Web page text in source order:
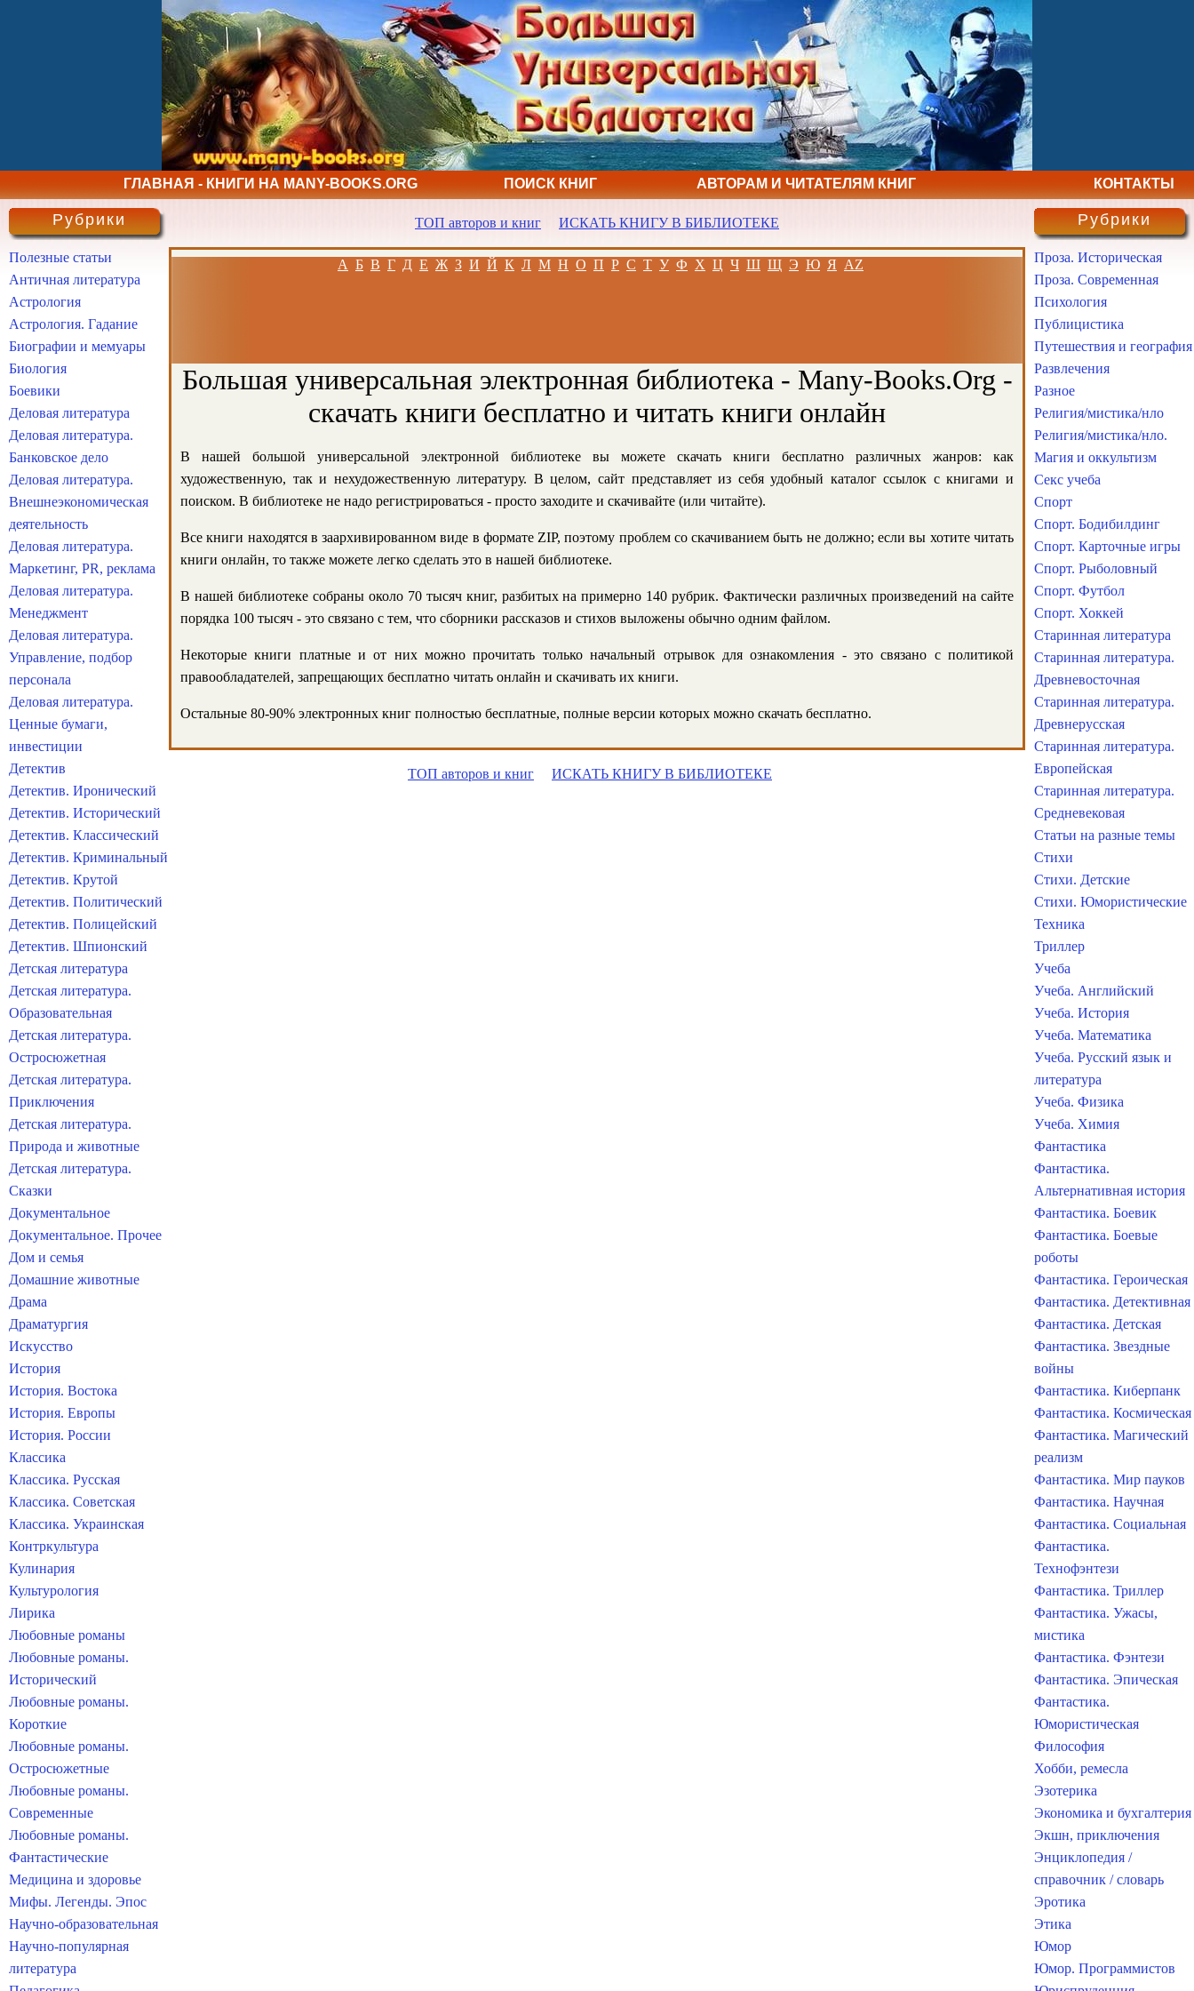
ГЛАВНАЯ - КНИГИ НА MANY-BOOKS.ORG ПОИСК КНИГ АВТОРАМ И ЧИТАТЕЛЯМ КНИГ КОНТАКТЫ
ТОП авторов и книг ИСКАТЬ КНИГУ В БИБЛИОТЕКЕ
А Б В Г Д Е Ж З И Й К Л М Н О П Р С Т У Ф Х Ц Ч Ш Щ Э Ю Я AZ
Большая универсальная электронная библиотека - Many-Books.Org -
скачать книги бесплатно и читать книги онлайн
В нашей большой универсальной электронной библиотеке вы можете скачать книги бесплатно различных жанров: как
художественную, так и нехудожественную литературу. В целом, сайт представляет из себя удобный каталог ссылок с книгами и
поиском. В библиотеке не надо регистрироваться - просто заходите и скачивайте (или читайте).
Все книги находятся в заархивированном виде в формате ZIP, поэтому проблем со скачиванием быть не должно; если вы хотите читать
книги онлайн, то также можете легко сделать это в нашей библиотеке.
В нашей библиотеке собраны около 70 тысяч книг, разбитых на примерно 140 рубрик. Фактически различных произведений на сайте
порядка 100 тысяч - это связано с тем, что сборники рассказов и стихов выложены обычно одним файлом.
Некоторые книги платные и от них можно прочитать только начальный отрывок для ознакомления - это связано с политикой
правообладателей, запрещающих бесплатно читать онлайн и скачивать их книги.
Остальные 80-90% электронных книг полностью бесплатные, полные версии которых можно скачать бесплатно.
ТОП авторов и книг ИСКАТЬ КНИГУ В БИБЛИОТЕКЕ
Рубрики
Полезные статьи
Античная литература
Астрология
Астрология. Гадание
Биографии и мемуары
Биология
Боевики
Деловая литература
Деловая литература.
Банковское дело
Деловая литература.
Внешнеэкономическая
деятельность
Деловая литература.
Маркетинг, PR, реклама
Деловая литература.
Менеджмент
Деловая литература.
Управление, подбор
персонала
Деловая литература.
Ценные бумаги,
инвестиции
Детектив
Детектив. Иронический
Детектив. Исторический
Детектив. Классический
Детектив. Криминальный
Детектив. Крутой
Детектив. Политический
Детектив. Полицейский
Детектив. Шпионский
Детская литература
Детская литература.
Образовательная
Детская литература.
Остросюжетная
Детская литература.
Приключения
Детская литература.
Природа и животные
Детская литература.
Сказки
Документальное
Документальное. Прочее
Дом и семья
Домашние животные
Драма
Драматургия
Искусство
История
История. Востока
История. Европы
История. России
Классика
Классика. Русская
Классика. Советская
Классика. Украинская
Контркультура
Кулинария
Культурология
Лирика
Любовные романы
Любовные романы.
Исторический
Любовные романы.
Короткие
Любовные романы.
Остросюжетные
Любовные романы.
Современные
Любовные романы.
Фантастические
Медицина и здоровье
Мифы. Легенды. Эпос
Научно-образовательная
Научно-популярная
литература
Рубрики
Проза. Историческая
Проза. Современная
Психология
Публицистика
Путешествия и география
Развлечения
Разное
Религия/мистика/нло
Религия/мистика/нло.
Магия и оккультизм
Секс учеба
Спорт
Спорт. Бодибилдинг
Спорт. Карточные игры
Спорт. Рыболовный
Спорт. Футбол
Спорт. Хоккей
Старинная литература
Старинная литература.
Древневосточная
Старинная литература.
Древнерусская
Старинная литература.
Европейская
Старинная литература.
Средневековая
Статьи на разные темы
Стихи
Стихи. Детские
Стихи. Юмористические
Техника
Триллер
Учеба
Учеба. Английский
Учеба. История
Учеба. Математика
Учеба. Русский язык и
литература
Учеба. Физика
Учеба. Химия
Фантастика
Фантастика.
Альтернативная история
Фантастика. Боевик
Фантастика. Боевые
роботы
Фантастика. Героическая
Фантастика. Детективная
Фантастика. Детская
Фантастика. Звездные
войны
Фантастика. Киберпанк
Фантастика. Космическая
Фантастика. Магический
реализм
Фантастика. Мир пауков
Фантастика. Научная
Фантастика. Социальная
Фантастика.
Технофэнтези
Фантастика. Триллер
Фантастика. Ужасы,
мистика
Фантастика. Фэнтези
Фантастика. Эпическая
Фантастика.
Юмористическая
Философия
Хобби, ремесла
Эзотерика
Экономика и бухгалтерия
Экшн, приключения
Энциклопедия /
справочник / словарь
Эротика
Этика
Юмор
Юмор. Программистов